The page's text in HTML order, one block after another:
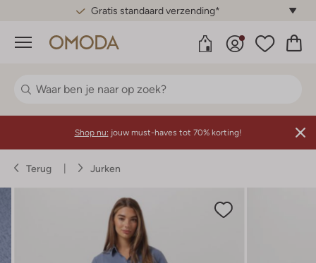
Gratis standaard verzending*
Menu
Shop nu: jouw must-haves tot 70% korting!
Terug Jurken